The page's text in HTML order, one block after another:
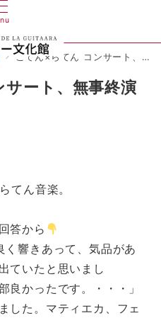
こてん×らてん コンサート、無事終演しました♪
ート、無事終演
てん音楽。
答から
く響きあって、気品があ
ていたと思いまし
良かったです。・・・」
した。マティエカ、フェ